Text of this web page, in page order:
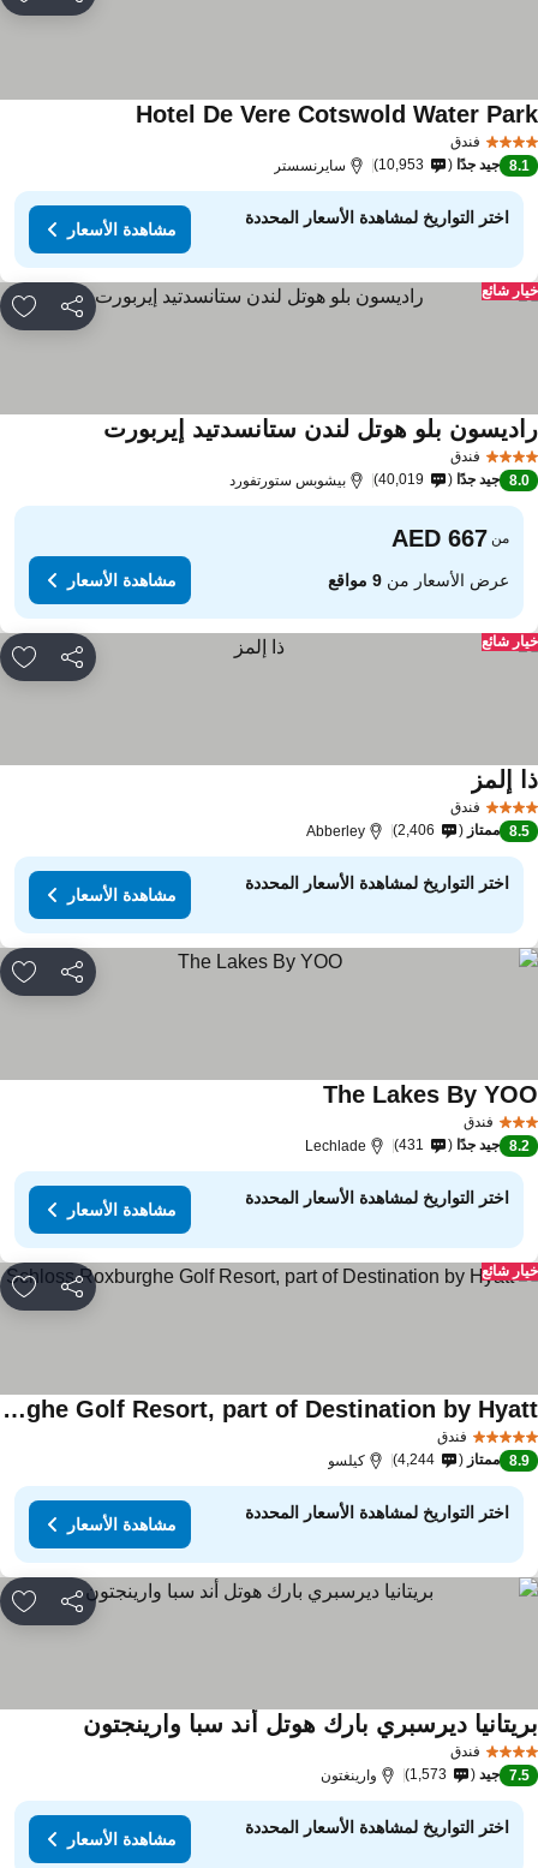
فندق
Hotel De Vere Cotswold Water
8.1 جيد جدًا 10,953 سايرنسستر
اختر التواريخ لمشاهدة الأسعار المحددة
مشاهدة الأسعار
مشاركة
شائع
فندق
بلو هوتل لندن ستانسدتيد إيربورت
8.0 جيد جدًا 40,019 بيشوبس ستورتفورد
من
عرض الأسعار من9 مواقع مشاهدة الأسعار
مشاركة
شائع
فندق
إلمز
8.5 ممتاز 2,406
Abberley
اختر التواريخ لمشاهدة الأسعار المحددة
مشاهدة الأسعار
مشاركة
فندق
The Lakes By
8.2 جيد جدًا 431
Lechlade
اختر التواريخ لمشاهدة الأسعار المحددة
مشاهدة الأسعار
مشاركة
شائع
فندق
Schloss Roxburghe Golf Resort, part of Destination by Hyatt
8.9 ممتاز 4,244 كيلسو
اختر التواريخ لمشاهدة الأسعار المحددة
مشاهدة الأسعار
مشاركة
فندق
ديرسبري بارك هوتل أند سبا وارينجتون
7.5 جيد 1,573 وارينغتون
اختر التواريخ لمشاهدة الأسعار المحددة
مشاهدة الأسعار